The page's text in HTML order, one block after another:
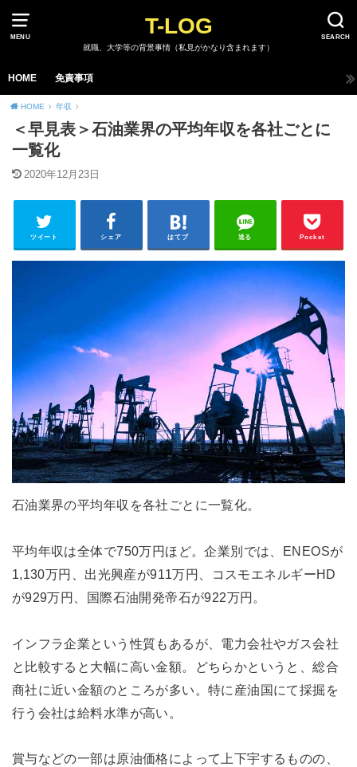
MENU SEARCH
T-LOG
就職、大学等の背景事情（私見がかなり含まれます）
HOME 免責事項
HOME 年収
＜早見表＞石油業界の平均年収を各社ごとに
一覧化
2020年12月23日
ツイート シェア はてブ 送る Pocket
石油業界の平均年収を各社ごとに一覧化。
平均年収は全体で750万円ほど。企業別では、ENEOSが
1,130万円、出光興産が911万円、コスモエネルギーHD
が929万円、国際石油開発帝石が922万円。
インフラ企業という性質もあるが、電力会社やガス会社
と比較すると大幅に高い金額。どちらかというと、総合
商社に近い金額のところが多い。特に産油国にて採掘を
行う会社は給料水準が高い。
賞与などの一部は原油価格によって上下宇するものの、